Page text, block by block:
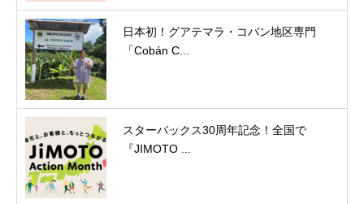
日本初！グアテマラ・コバン地区専門
「Cobán C...
スターバックス30周年記念！全国で
『JIMOTO ...